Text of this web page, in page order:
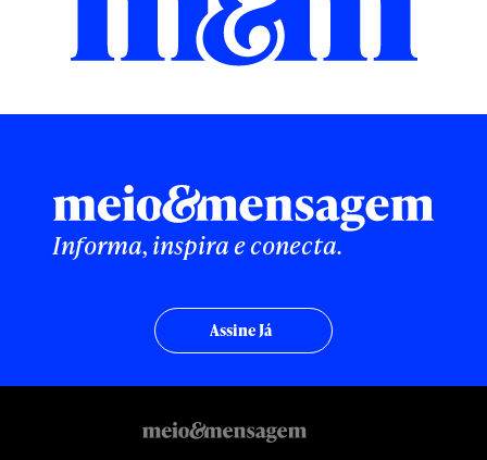
Informa, inspira e conecta.
Assine Já